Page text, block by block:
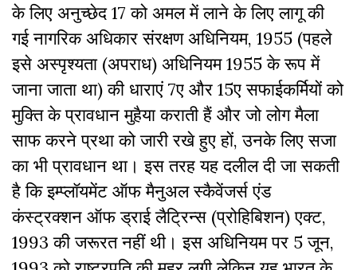
के लिए अनुच्छेद 17 को अमल में लाने के लिए लागू की
गई नागरिक अधिकार संरक्षण अधिनियम, 1955 (पहले
इसे अस्पृश्यता (अपराध) अधिनियम 1955 के रूप में
जाना जाता था) की धाराएं 7ए और 15ए सफाईकर्मियों को
मुक्ति के प्रावधान मुहैया कराती हैं और जो लोग मैला
साफ करने प्रथा को जारी रखे हुए हों, उनके लिए सजा
का भी प्रावधान था। इस तरह यह दलील दी जा सकती
है कि इम्प्लॉयमेंट ऑफ मैनुअल स्कैवेंजर्स एंड
कंस्ट्रक्शन ऑफ ड्राई लैट्रिन्स (प्रोहिबिशन) एक्ट,
1993 की जरूरत नहीं थी। इस अधिनियम पर 5 जून,